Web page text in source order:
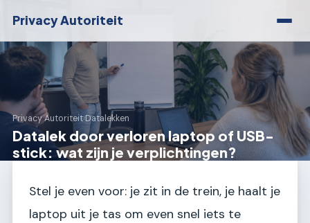
Privacy Autoriteit
Privacy Autoriteit›Datalekken
Datalek door verloren laptop of USB-
stick: wat zijn je verplichtingen?
Stel je even voor: je zit in de trein, je haalt je
laptop uit je tas om even snel iets te